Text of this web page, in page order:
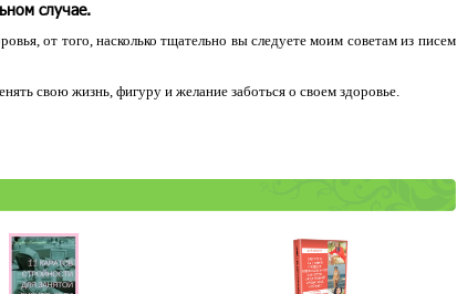
случае.
от того, насколько тщательно вы следуете моим советам из писем
свою жизнь, фигуру и желание заботься о своем здоровье.